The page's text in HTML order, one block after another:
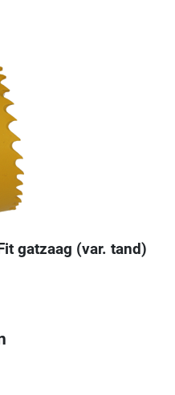
gatzaag (var. tand)